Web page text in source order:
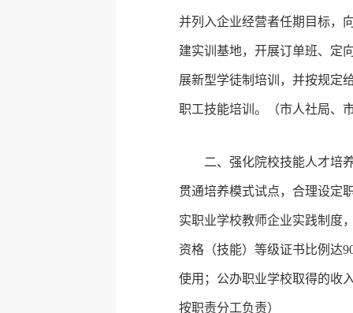
并列入企业经营者任期目标，
建实训基地，开展订单班、定
展新型学徒制培训，并按规定
职工技能培训。 （市人社局、
二、强化院校技能人才培
贯通培养模式试点，合理设定
实职业学校教师企业实践制度
资格（技能）等级证书比例达
使用；公办职业学校取得的收
按职责分工负责）